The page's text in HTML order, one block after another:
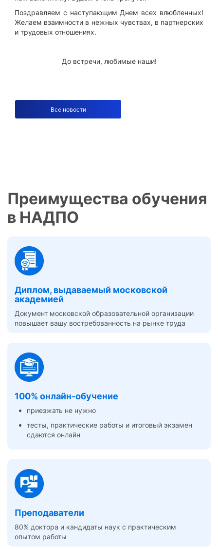
Поздравляем с наступающим Днем всех влюбленных!
Желаем взаимности в нежных чувствах, в партнерских
и трудовых отношениях.
До встречи, любимые наши!
Все новости
Преимущества обучения
в НАДПО
Диплом, выдаваемый московской
академией
Документ московской образовательной организации
повышает вашу востребованность на рынке труда
100% онлайн-обучение
приезжать не нужно
тесты, практические работы и итоговый экзамен
сдаются онлайн
Преподаватели
80% доктора и кандидаты наук с практическим
опытом работы